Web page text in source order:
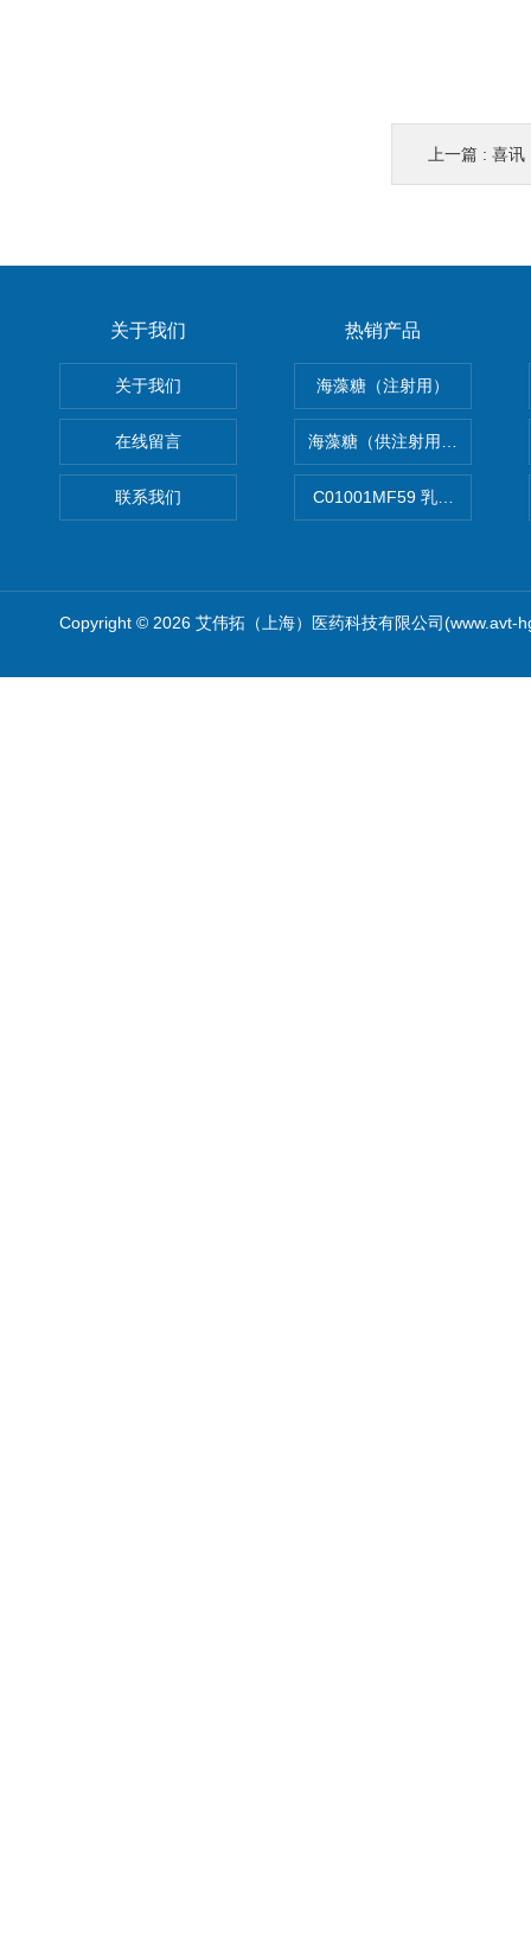
上一篇 : 喜讯
关于我们
关于我们
在线留言
联系我们
热销产品
海藻糖（注射用）
海藻糖（供注射用）（无菌）
C01001MF59 乳佐剂
Copyright © 2026 艾伟拓（上海）医药科技有限公司(www.avt-